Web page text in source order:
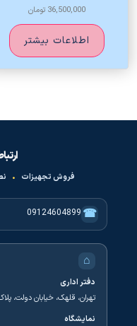
36,500,000 تومان
اطلاعات بیشتر
فروش تجهیزات •
☎
09124604899
⌂
دفتر اداری
تهران، قلهک، خیابان دولت، پلاک
نمایشگاه